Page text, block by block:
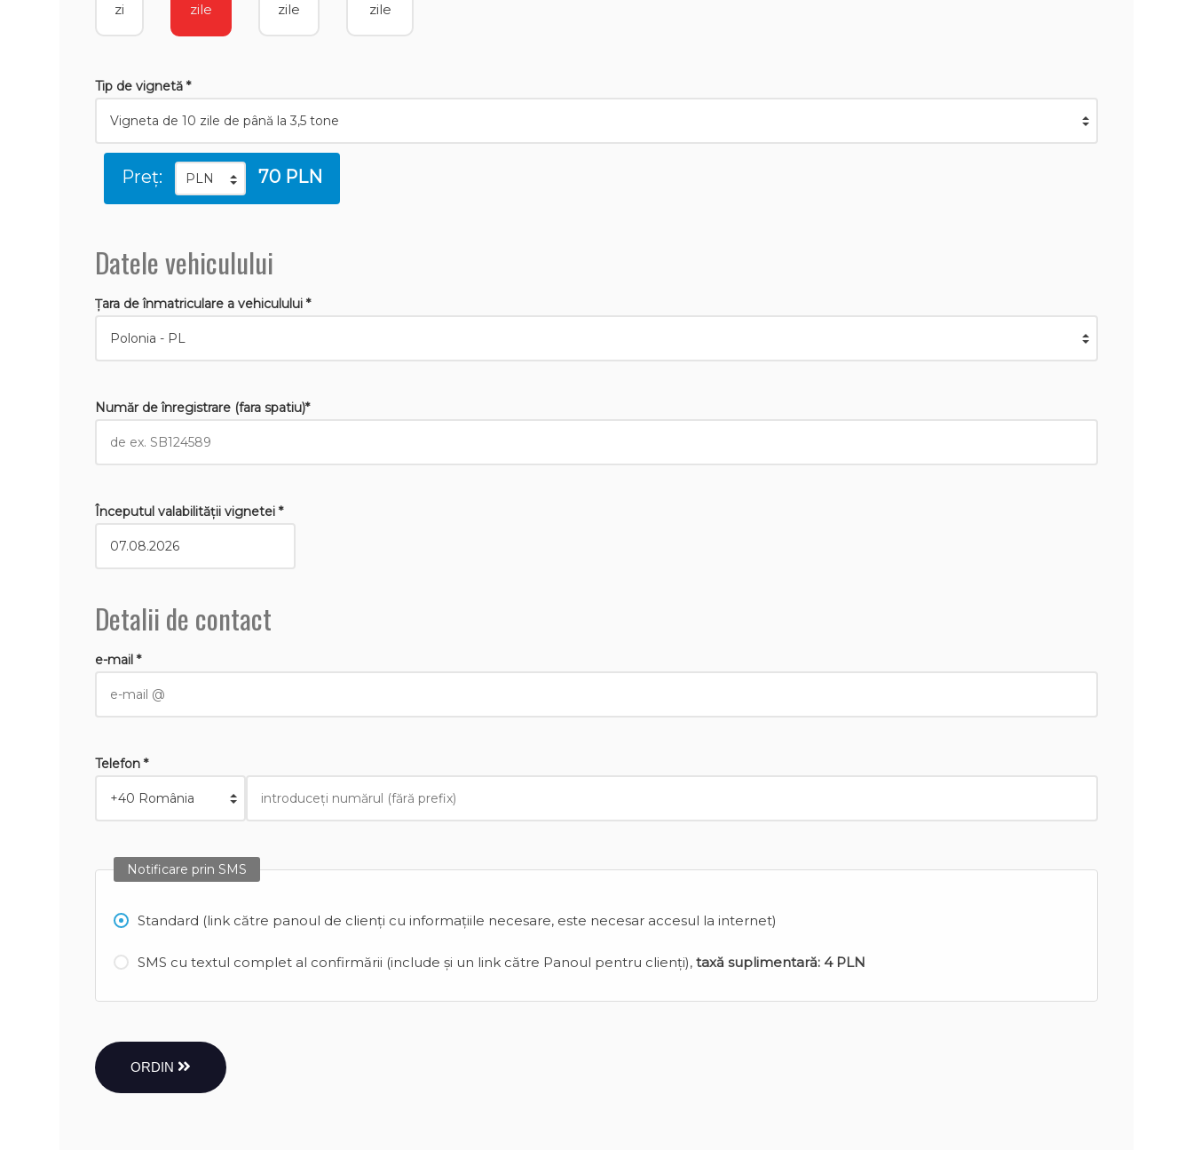
zi zile zile zile
Tip de vignetă *
Preț: 70 PLN
Datele vehiculului
Țara de înmatriculare a vehiculului *
Număr de înregistrare (fara spatiu)*
Începutul valabilităţii vignetei *
Detalii de contact
e-mail *
Telefon *
Notificare prin SMS
Standard (link către panoul de clienți cu informațiile necesare, este necesar accesul la internet)
SMS cu textul complet al confirmării (include și un link către Panoul pentru clienți),taxă suplimentară: 4 PLN
ORDIN